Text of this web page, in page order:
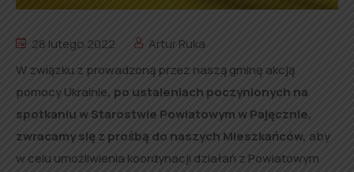
28 lutego 2022
Artur Ruka
W związku z prowadzoną przez naszą gminę akcją
pomocy Ukrainie, po ustaleniach poczynionych na
spotkaniu w Starostwie Powiatowym w Pajęcznie,
zwracamy się z prośbą do naszych Mieszkańców, aby
w celu umożliwienia koordynacji działań z Powiatowym